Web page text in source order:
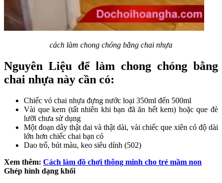
cách làm chong chóng bằng chai nhựa
Nguyên Liệu để làm chong chóng bằng
chai nhựa này cần có:
Chiếc vỏ chai nhựa đựng nước loại 350ml đến 500ml
Vài que kem (tất nhiên khi bạn đã ăn hết kem) hoặc que đè
lưỡi chưa sử dụng
Một đoạn dây thật dai và thật dài, vài chiếc que xiên có độ dài
lớn hơn chiếc chai bạn có
Dao trổ, bút màu, keo siêu dính (502)
Xem thêm: Cách làm đồ chơi thông minh cho trẻ mầm non
Ghép hình dạng khối